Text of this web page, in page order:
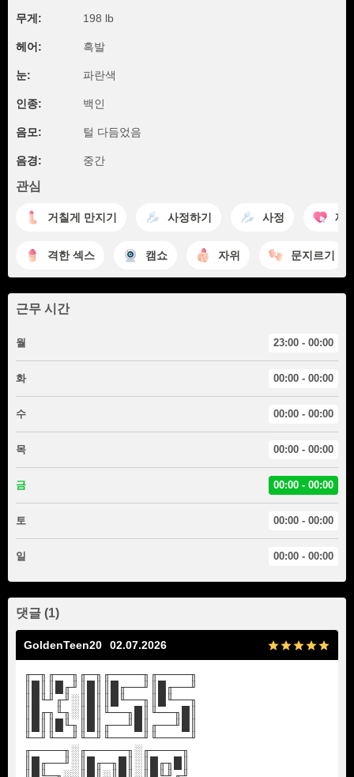
무게: 198 lb
헤어: 흑발
눈: 파란색
인종: 백인
음모: 털 다듬었음
음경: 중간
관심
거칠게 만지기 사정하기 사정 재
격한 섹스 캠쇼 자위 문지르기
근무 시간
월 23:00 - 00:00
화 00:00 - 00:00
수 00:00 - 00:00
목 00:00 - 00:00
금 00:00 - 00:00
토 00:00 - 00:00
일 00:00 - 00:00
댓글 (1)
GoldenTeen20 02.07.2026
╓─╖╓──╖╓─╖╓────╖╓────╖
║█║║█╓╜║█║║█╓──╜║█╓──╜
║█╙╜╓╜░║█║║█╙──╖║█╙──╖
║█╓╖╙╖░║█║╙──╖█║╙──╖█║
║█║║█╙╖║█║╓──╜█║╓──╜█║
╙─╜╙──╜╙─╜╙────╜╙────╜
╓────╖░╓─────╖░╓────╖
║█╓──╜░║█╓─╖█║░║█╓╖█║